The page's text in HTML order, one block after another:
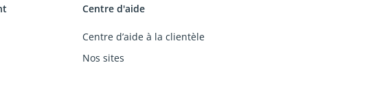
Centre d'aide
Centre d’aide à la clientèle
Nos sites